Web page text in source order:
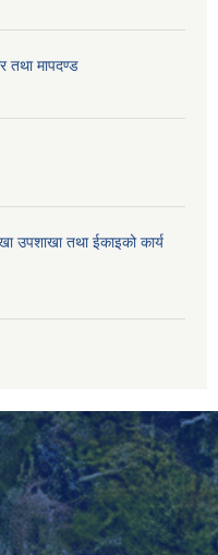
तथा मापदण्ड
उपशाखा तथा ईकाइको कार्य